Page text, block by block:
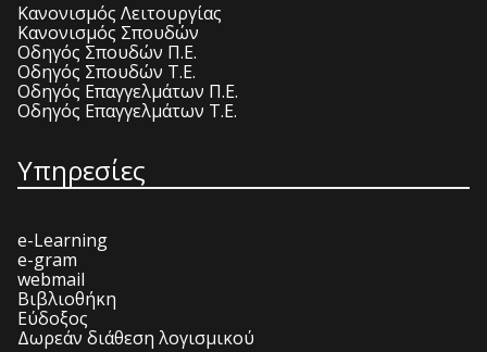
Κανονισμός Λειτουργίας
Κανονισμός Σπουδών
Οδηγός Σπουδών Π.Ε.
Οδηγός Σπουδών Τ.Ε.
Οδηγός Επαγγελμάτων Π.Ε.
Οδηγός Επαγγελμάτων Τ.Ε.
Υπηρεσίες
e-Learning
e-gram
webmail
Βιβλιοθήκη
Εύδοξος
Δωρεάν διάθεση λογισμικού